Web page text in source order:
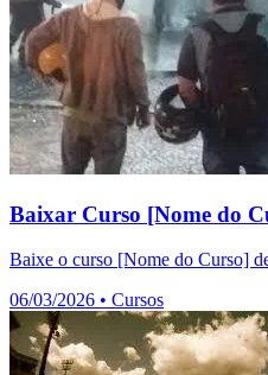
Baixar Curso [Nome do
Baixe o curso [Nome do Curso]
06/03/2026 • Cursos